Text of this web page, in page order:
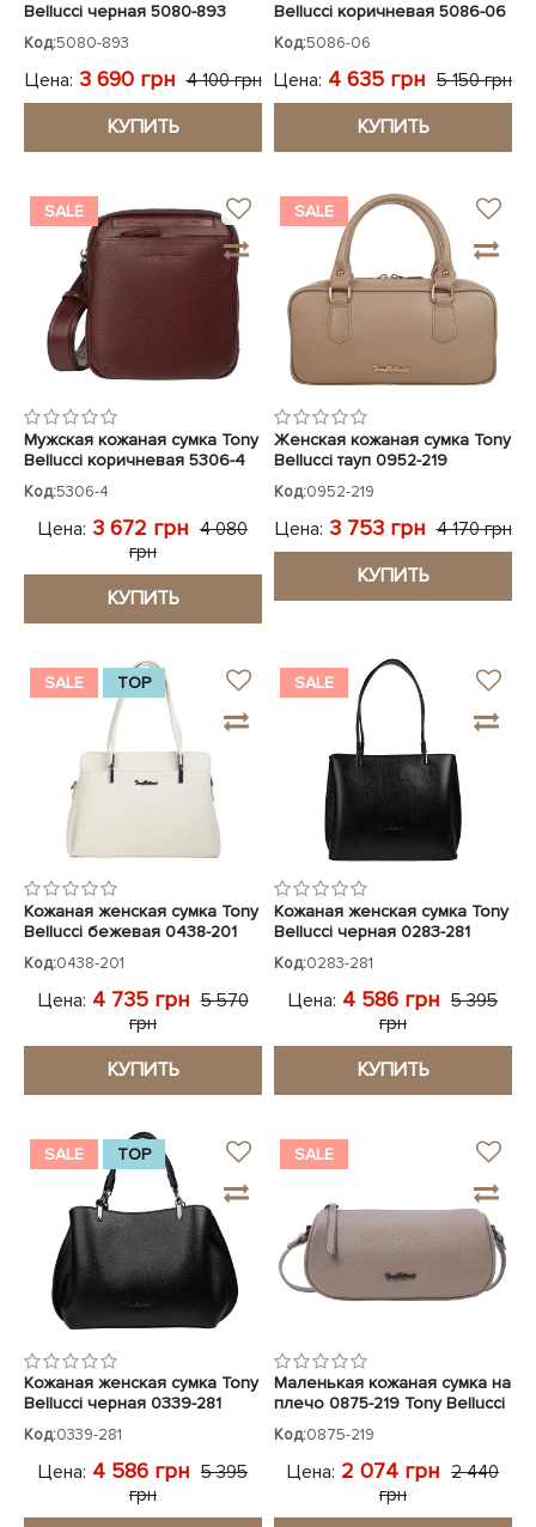
Bellucci черная 5080-893
Код:5080-893
Цена: 3 690 грн 4 100 грн
КУПИТЬ
Bellucci коричневая 5086-06
Код:5086-06
Цена: 4 635 грн 5 150 грн
КУПИТЬ
SALE
Мужская кожаная сумка Tony
Bellucci коричневая 5306-4
Код:5306-4
Цена: 3 672 грн 4 080
грн
КУПИТЬ
SALE
Женская кожаная сумка Tony
Bellucci тауп 0952-219
Код:0952-219
Цена: 3 753 грн 4 170 грн
КУПИТЬ
SALE TOP
Кожаная женская сумка Tony
Bellucci бежевая 0438-201
Код:0438-201
Цена: 4 735 грн 5 570
грн
КУПИТЬ
SALE
Кожаная женская сумка Tony
Bellucci черная 0283-281
Код:0283-281
Цена: 4 586 грн 5 395
грн
КУПИТЬ
SALE TOP
Кожаная женская сумка Tony
Bellucci черная 0339-281
Код:0339-281
Цена: 4 586 грн 5 395
грн
SALE
Маленькая кожаная сумка на
плечо 0875-219 Tony Bellucci
тауп
Код:0875-219
Цена: 2 074 грн 2 440
грн